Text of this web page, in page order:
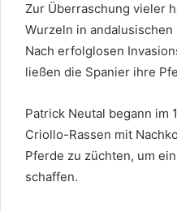
Zur Überraschung vieler
Wurzeln in
Nach erfolglosen
ließen die Spanier ihre
Patrick Neutal begann im
Criollo-Rassen mit
Pferde zu züchten, um
schaffen.